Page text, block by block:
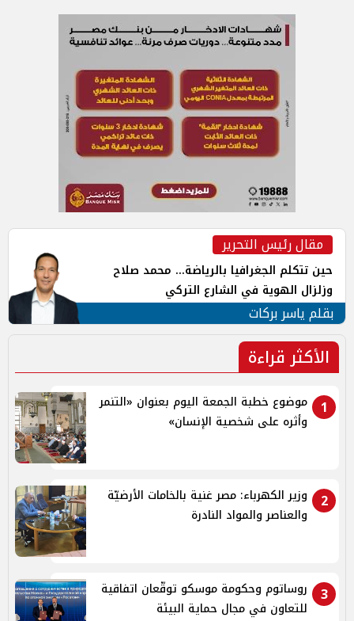
مقال رئيس التحرير
حين تتكلم الجغرافيا بالرياضة... محمد صلاح
وزلزال الهوية في الشارع التركي
بقلم ياسر بركات
الأكثر قراءة
1
موضوع خطبة الجمعة اليوم بعنوان «التنمر
وأثره على شخصية الإنسان»
2
وزير الكهرباء: مصر غنية بالخامات الأرضيّة
والعناصر والمواد النادرة
3
روساتوم وحكومة موسكو توقّعان اتفاقية
للتعاون في مجال حماية البيئة